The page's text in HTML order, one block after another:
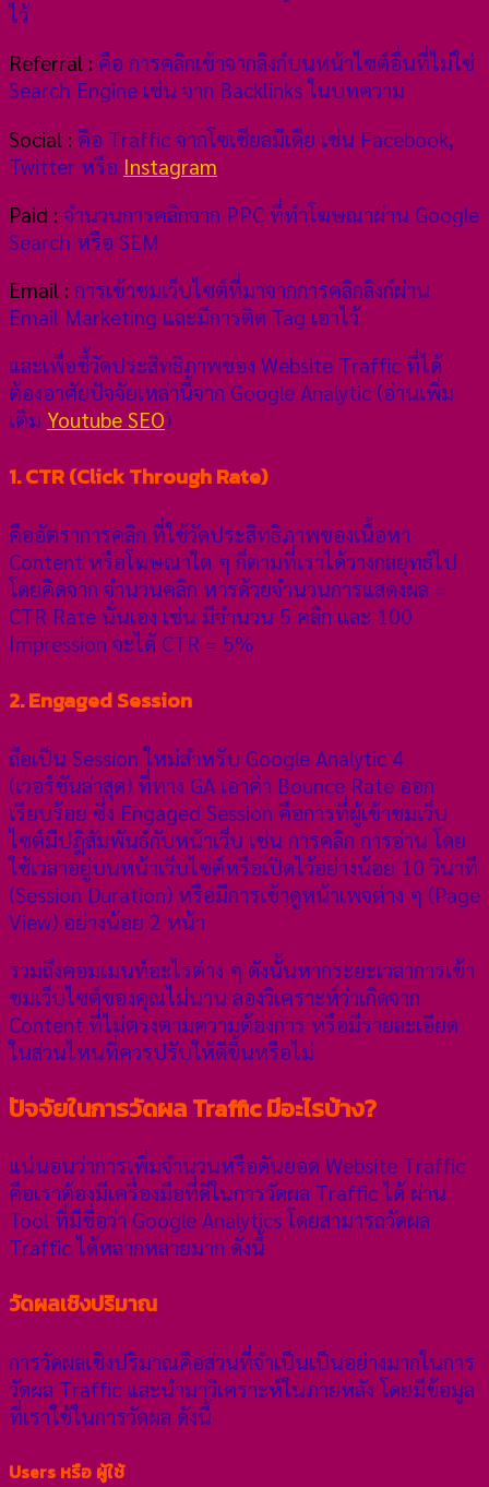
ไว้
Referral : คือ การคลิกเข้าจากลิงก์บนหน้าไซต์อื่นที่ไม่ใช่
Search Engine เช่น จาก Backlinks ในบทความ
Social : คือ Traffic จากโซเชียลมีเดีย เช่น Facebook,
Twitter หรือ Instagram
Paid : จำนวนการคลิกจาก PPC ที่ทำโฆษณาผ่าน Google
Search หรือ SEM
Email : การเข้าชมเว็บไซต์ที่มาจากการคลิกลิงก์ผ่าน
Email Marketing และมีการติด Tag เอาไว้
และเพื่อชี้วัดประสิทธิภาพของ Website Traffic ที่ได้
ต้องอาศัยปัจจัยเหล่านี้จาก Google Analytic (อ่านเพิ่ม
เติม Youtube SEO)
1. CTR (Click Through Rate)
คืออัตราการคลิก ที่ใช้วัดประสิทธิภาพของเนื้อหา
Content หรือโฆษณาใด ๆ ก็ตามที่เราได้วางกลยุทธ์ไป
โดยคิดจาก จำนวนคลิก หารด้วยจำนวนการแสดงผล =
CTR Rate นั่นเอง เช่น มีจำนวน 5 คลิก และ 100
Impression จะได้ CTR = 5%
2. Engaged Session
ถือเป็น Session ใหม่สำหรับ Google Analytic 4
(เวอร์ชันล่าสุด) ที่ทาง GA เอาค่า Bounce Rate ออก
เรียบร้อย ซึ่ง Engaged Session คือการที่ผู้เข้าชมเว็บ
ไซต์มีปฎิสัมพันธ์กับหน้าเว็บ เช่น การคลิก การอ่าน โดย
ใช้เวลาอยู่บนหน้าเว็บไซต์หรือเปิดไว้อย่างน้อย 10 วินาที
(Session Duration) หรือมีการเข้าดูหน้าเพจต่าง ๆ (Page
View) อย่างน้อย 2 หน้า
รวมถึงคอมเมนท์อะไรต่าง ๆ ดังนั้นหากระยะเวลาการเข้า
ชมเว็บไซต์ของคุณไม่นาน ลองวิเคราะห์ว่าเกิดจาก
Content ที่ไม่ตรงตามความต้องการ หรือมีรายละเอียด
ในส่วนไหนที่ควรปรับให้ดีขึ้นหรือไม่
ปัจจัยในการวัดผล Traffic มีอะไรบ้าง?
แน่นอนว่าการเพิ่มจำนวนหรือดันยอด Website Traffic
คือเราต้องมีเครื่องมือที่ดีในการวัดผล Traffic ได้ ผ่าน
Tool ที่มีชื่อว่า Google Analytics โดยสามารถวัดผล
Traffic ได้หลากหลายมาก ดังนี้
วัดผลเชิงปริมาณ
การวัดผลเชิงปริมาณคือส่วนที่จำเป็นเป็นอย่างมากในการ
วัดผล Traffic และนำมาวิเคราะห์ในภายหลัง โดยมีข้อมูล
ที่เราใช้ในการวัดผล ดังนี้
Users หรือ ผู้ใช้